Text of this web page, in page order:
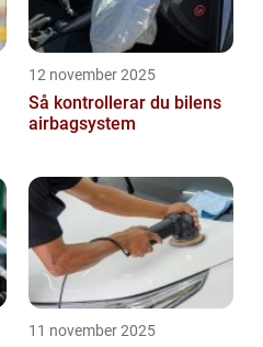
12 november 2025
Så kontrollerar du bilens
airbagsystem
11 november 2025